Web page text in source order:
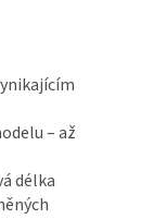
– až
délka